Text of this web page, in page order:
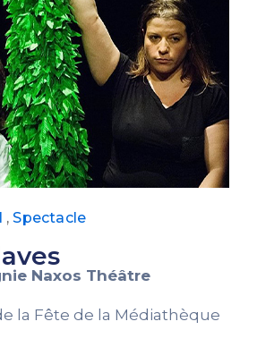
,Spectacle
Naxos Théâtre
la Fête de la Médiathèque